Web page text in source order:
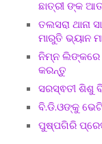
ଛାତ୍ରୀ ଙ୍କ
ତଲସରା ଥାନା
ମାରୁତି ଭ୍ୟାନ
ନିମ୍ନ ଲିଙ୍କରେ
କରନ୍ତୁ
ସରସ୍ଵତୀ ଶିଶୁ
ବି.ଡି.ଓଙ୍କୁ
ପୁଷ୍ପଗିରି